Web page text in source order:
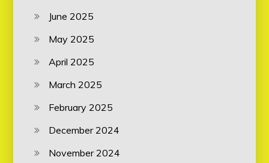
June 2025
May 2025
April 2025
March 2025
February 2025
December 2024
November 2024